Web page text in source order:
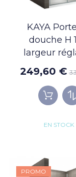
KAYA
douche H
largeur
249,60 €
EN STOCK
PROMO